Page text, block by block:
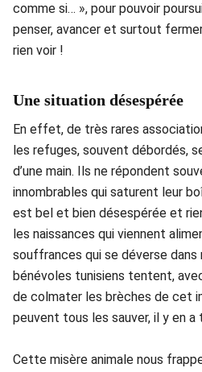
comme si… », pour pouvoir
penser, avancer et surtout
rien voir !
Une situation désespérée
En effet, de très rares
les refuges, souvent débordés,
d’une main. Ils ne répondent
innombrables qui saturent leur
est bel et bien désespérée et
les naissances qui viennent
souffrances qui se déverse dans
bénévoles tunisiens tentent,
de colmater les brèches de cet
peuvent tous les sauver, il y en a
Cette misère animale nous